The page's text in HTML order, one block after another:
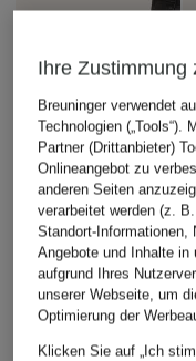
Ihre Zustimmung
Breuninger verwendet
Technologien („Tools“).
Partner (Drittanbieter)
Onlineangebot zu
anderen Seiten
verarbeitet werden (z.
Standort-Informationen,
Angebote und Inhalte in
aufgrund Ihres
unserer Webseite, um
Optimierung der
Klicken Sie auf „Ich